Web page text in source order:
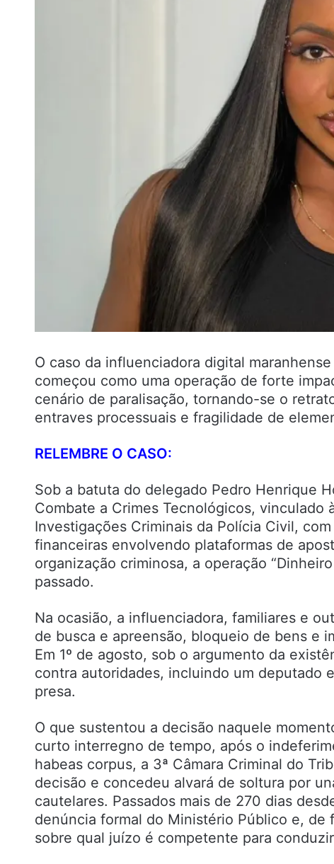
O caso da influenciadora digital
começou como uma operação de forte
cenário de paralisação, tornando-se o
entraves processuais e fragilidade de
RELEMBRE O CASO:
Sob a batuta do delegado Pedro Henrique
Combate a Crimes Tecnológicos, vinculado
Investigações Criminais da Polícia Civil,
financeiras envolvendo plataformas de
organização criminosa, a operação
passado.
Na ocasião, a influenciadora, familiares e
de busca e apreensão, bloqueio de bens e
Em 1º de agosto, sob o argumento da
contra autoridades, incluindo um deputado
presa.
O que sustentou a decisão naquele
curto interregno de tempo, após o
habeas corpus, a 3ª Câmara Criminal do
decisão e concedeu alvará de soltura por
cautelares. Passados mais de 270 dias
denúncia formal do Ministério Público e, de
sobre qual juízo é competente para